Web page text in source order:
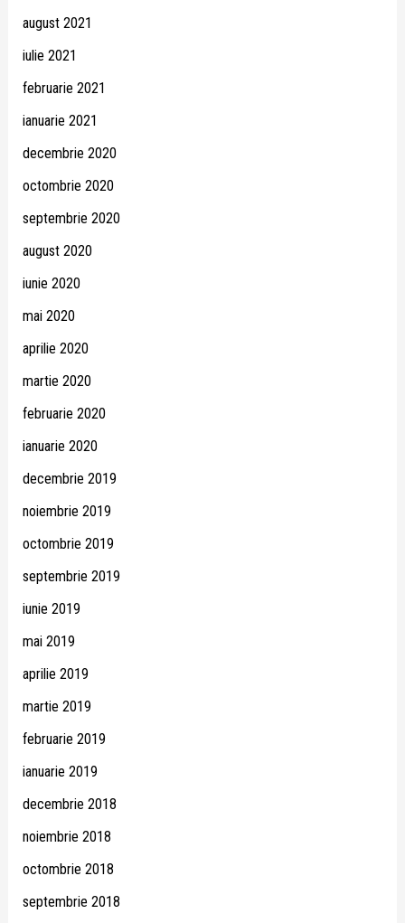
august 2021
iulie 2021
februarie 2021
ianuarie 2021
decembrie 2020
octombrie 2020
septembrie 2020
august 2020
iunie 2020
mai 2020
aprilie 2020
martie 2020
februarie 2020
ianuarie 2020
decembrie 2019
noiembrie 2019
octombrie 2019
septembrie 2019
iunie 2019
mai 2019
aprilie 2019
martie 2019
februarie 2019
ianuarie 2019
decembrie 2018
noiembrie 2018
octombrie 2018
septembrie 2018